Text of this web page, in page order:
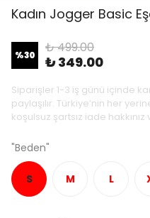
Kadın Jogger Basic
%30 ₺ 499.00
₺ 349.00
Siparişler 1-3 iş günü içinde
paylaşılır. Türkiye’nin her
koşulsuz şartsız iade hakkınız
"Beden"
S M L